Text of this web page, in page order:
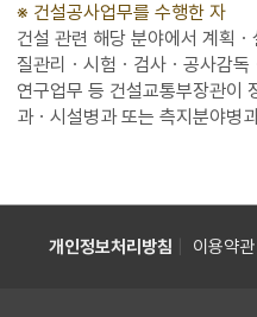
※ 건설공사업무를 수행한 자
건설 관련 해당 분야에서 계획
질관리ㆍ시험ㆍ검사ㆍ공사감
연구업무 등 건설교통부장관이
과ㆍ시설병과 또는 측지분야병
개인정보처리방침 이용약관